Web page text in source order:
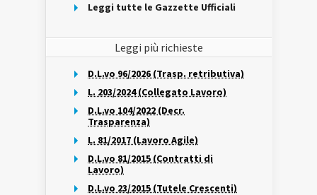
Leggi tutte le Gazzette Ufficiali
Leggi più richieste
D.L.vo 96/2026 (Trasp. retributiva)
L. 203/2024 (Collegato Lavoro)
D.L.vo 104/2022 (Decr.
Trasparenza)
L. 81/2017 (Lavoro Agile)
D.L.vo 81/2015 (Contratti di
Lavoro)
D.L.vo 23/2015 (Tutele Crescenti)